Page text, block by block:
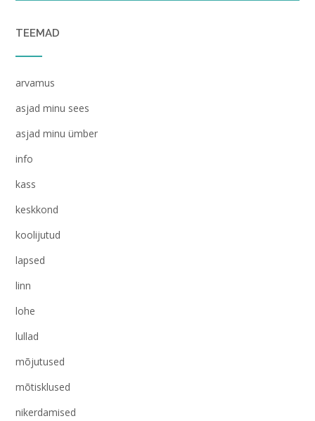
TEEMAD
arvamus
asjad minu sees
asjad minu ümber
info
kass
keskkond
koolijutud
lapsed
linn
lohe
lullad
mõjutused
mõtisklused
nikerdamised